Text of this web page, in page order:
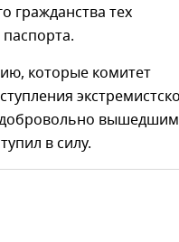
гражданства тех
которые комитет
добровольно вышедшим
в силу.